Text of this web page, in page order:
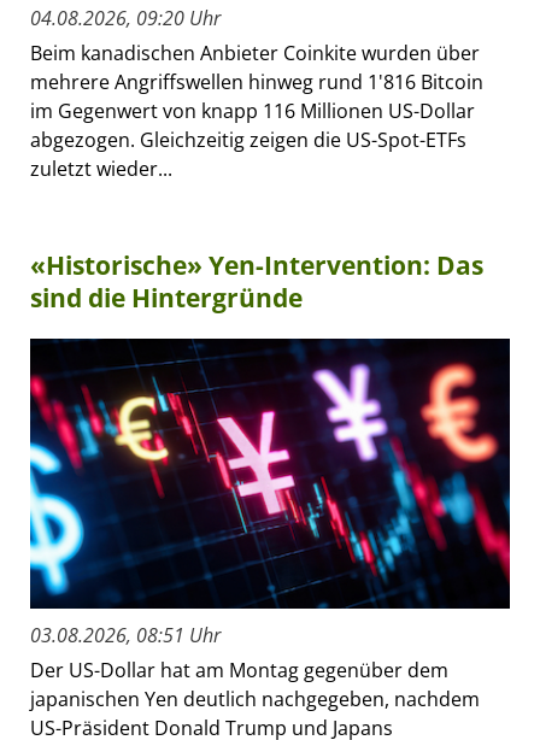
04.08.2026, 09:20 Uhr
Beim kanadischen Anbieter Coinkite wurden über
mehrere Angriffswellen hinweg rund 1'816 Bitcoin
im Gegenwert von knapp 116 Millionen US-Dollar
abgezogen. Gleichzeitig zeigen die US-Spot-ETFs
zuletzt wieder...
«Historische» Yen-Intervention: Das
sind die Hintergründe
03.08.2026, 08:51 Uhr
Der US-Dollar hat am Montag gegenüber dem
japanischen Yen deutlich nachgegeben, nachdem
US-Präsident Donald Trump und Japans